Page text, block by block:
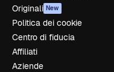
Originali New
Politica dei cookie
Centro di fiducia
Affiliati
Aziende